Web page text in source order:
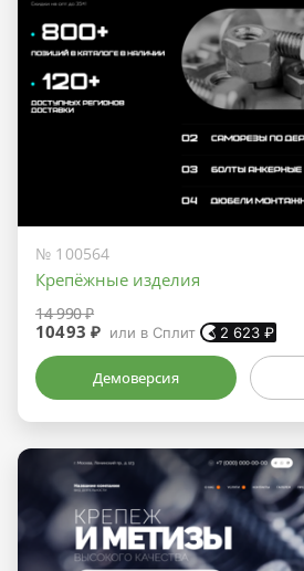
№ 100564
Крепёжные изделия
14 990 ₽
10493 ₽ или в Сплит 2 623 ₽
Демоверсия